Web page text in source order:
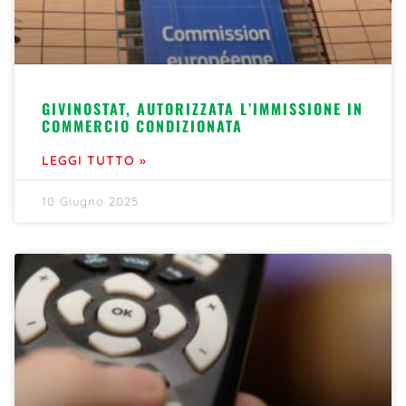
GIVINOSTAT, AUTORIZZATA L’IMMISSIONE IN
COMMERCIO CONDIZIONATA
LEGGI TUTTO »
10 Giugno 2025